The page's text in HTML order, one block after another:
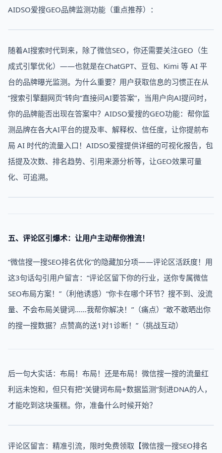
AIDSO爱搜GEO品牌监测功能（重点推荐）：
随着AI搜索时代到来，除了微信SEO，你还需要关注GEO（生
成式引擎优化）——也就是在ChatGPT、豆包、Kimi 等 AI 平
台的品牌曝光监测。为什么重要？用户获取信息的习惯正在从
“搜索引擎翻网页”转向“直接问AI要答案”，当用户向AI提问时，
你的品牌能否出现在答案中？AIDSO爱搜的GEO功能：帮你监
测品牌在各大AI平台的提及率、解释权、信任度，让你提前布
局 AI 时代的流量入口！AIDSO爱搜提供详细的可视化报告，包
括提及次数、排名趋势、引用来源分析等，让GEO效果可量
化、可追溯。
五、评论区引爆术：让用户主动帮你推流！
“微信搜一搜SEO排名优化”的隐藏加分项——评论区活跃度！用
这3句话勾引用户留言：“评论区留下你的行业，送你专属微信
SEO布局方案！”（利他诱惑）“你卡在哪个环节？搜不到、没流
量、不会布局关键词……我帮你解决！”（痛点）“敢不敢晒出你
的搜一搜数据？点赞高的送1对1诊断！”（挑战互动）
后一句大实话：布局！布局！还是布局！微信搜一搜的流量红
利远未饱和，但只有把“关键词布局+数据监测”刻进DNA的人，
才能吃到这块蛋糕。你，准备什么时候开始？
评论区留言：精准引流，限时免费领取【微信搜一搜SEO排名